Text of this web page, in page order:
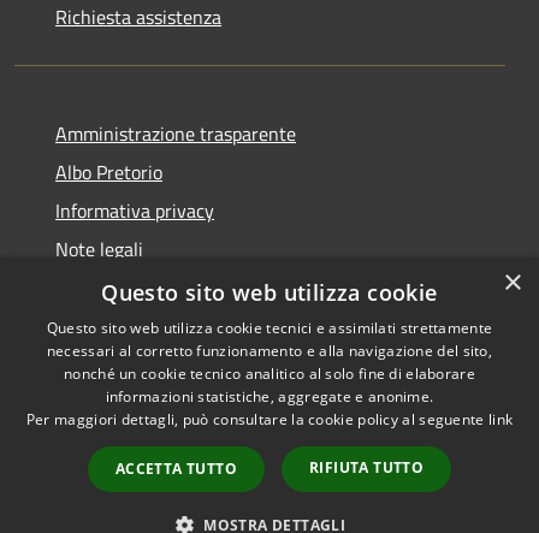
Richiesta assistenza
Amministrazione trasparente
Albo Pretorio
Informativa privacy
Note legali
Dichiarazione di accessibilità
RSS
Accessibilità
Copyright © 2026 • Comune di
Municipium•
Accesso
redazione
×
Questo sito web utilizza cookie
Questo sito web utilizza cookie tecnici e assimilati strettamente
necessari al corretto funzionamento e alla navigazione del sito,
nonché un cookie tecnico analitico al solo fine di elaborare
informazioni statistiche, aggregate e anonime.
Per maggiori dettagli, può consultare la cookie policy al seguente link
ACCETTA TUTTO RIFIUTA TUTTO
MOSTRA DETTAGLI